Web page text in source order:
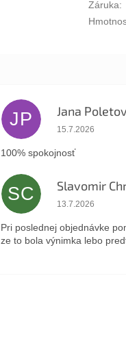
Záruka:
JP Jana
Hodnotenie
15.7.2026
100% spokojnosť
SC Slavomir
Hodnotenie
13.7.2026
Pri poslednej objednávke
ze to bola výnimka lebo